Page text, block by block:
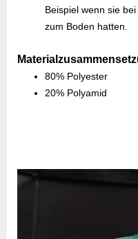
Beispiel wenn sie
zum Boden hatten.
80% Polyester
20% Polyamid